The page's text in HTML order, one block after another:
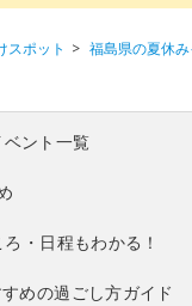
スポット 福島県の夏休
ント一覧
・日程もわかる！
めの過ごし方ガイド